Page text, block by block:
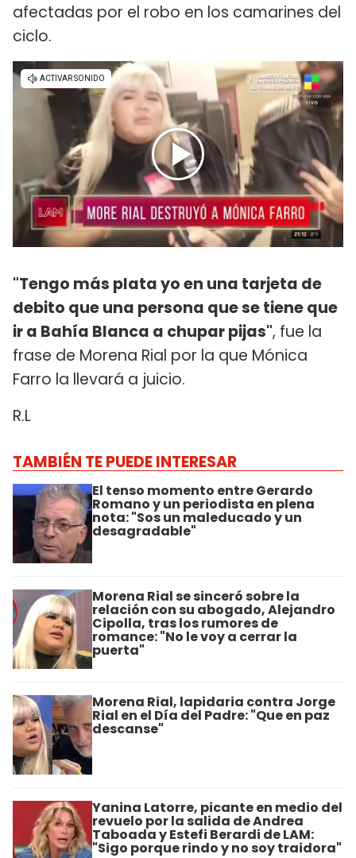
afectadas por el robo en los camarines del
ciclo.
"Tengo más plata yo en una tarjeta de
debito que una persona que se tiene que
ir a Bahía Blanca a chupar pijas", fue la
frase de Morena Rial por la que Mónica
Farro la llevará a juicio.
R.L
TAMBIÉN TE PUEDE INTERESAR
El tenso momento entre Gerardo
Romano y un periodista en plena
nota: "Sos un maleducado y un
desagradable"
Morena Rial se sinceró sobre la
relación con su abogado, Alejandro
Cipolla, tras los rumores de
romance: "No le voy a cerrar la
puerta"
Morena Rial, lapidaria contra Jorge
Rial en el Día del Padre: "Que en paz
descanse"
Yanina Latorre, picante en medio del
revuelo por la salida de Andrea
Taboada y Estefi Berardi de LAM:
"Sigo porque rindo y no soy traidora"